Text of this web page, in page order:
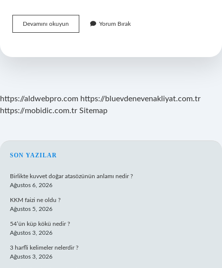
Devamını okuyun
Nerenin
Yapılır
Yorum Bırak
https://aldwebpro.com https://bluevdenevenakliyat.com.tr
https://mobidic.com.tr Sitemap
SIDEBAR
SON YAZILAR
Birlikte kuvvet doğar atasözünün anlamı nedir ?
Ağustos 6, 2026
KKM faizi ne oldu ?
Ağustos 5, 2026
54’ün küp kökü nedir ?
Ağustos 3, 2026
3 harfli kelimeler nelerdir ?
Ağustos 3, 2026